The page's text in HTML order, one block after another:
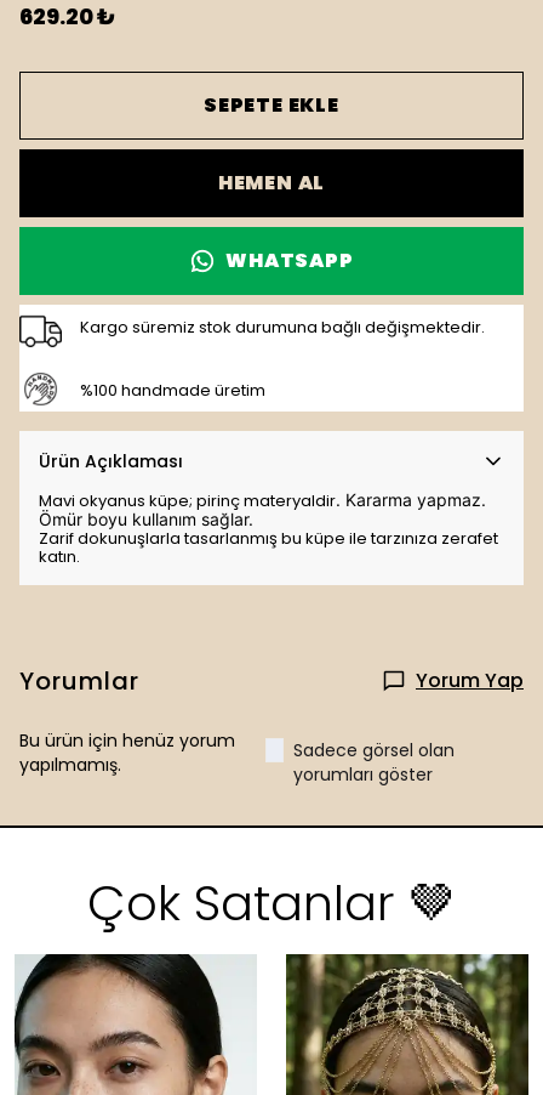
629.20 ₺
SEPETE EKLE
HEMEN AL
WHATSAPP
Kargo süremiz stok durumuna bağlı değişmektedir.
%100 handmade üretim
Ürün Açıklaması
Mavi okyanus küpe; pirinç materyaldir. Kararma yapmaz.
Ömür boyu kullanım sağlar.
Zarif dokunuşlarla tasarlanmış bu küpe ile tarzınıza zerafet
katın.
Yorumlar Yorum Yap
Bu ürün için henüz yorum
yapılmamış.
Sadece görsel olan
yorumları göster
Çok Satanlar 🤎